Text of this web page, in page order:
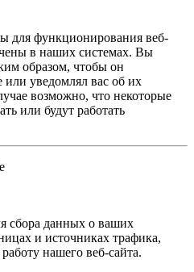
для функционирования веб-
в наших системах. Вы
образом, чтобы он
уведомлял вас об их
возможно, что некоторые
или будут работать
сбора данных о ваших
и источниках трафика,
нашего веб-сайта.